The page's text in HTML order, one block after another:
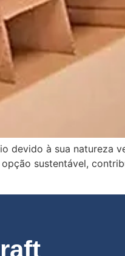
devido à sua natureza
sustentável,